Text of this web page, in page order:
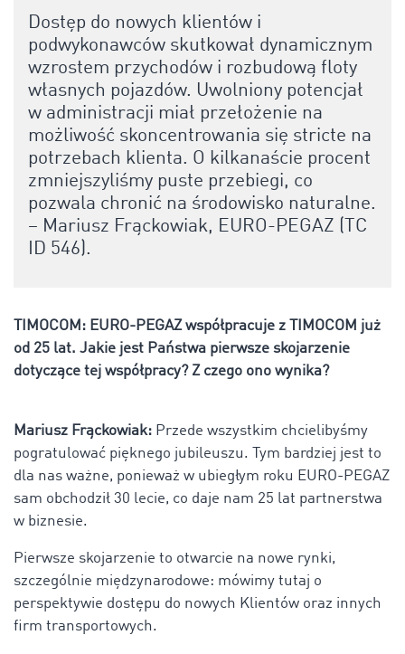
Dostęp do nowych klientów i
podwykonawców skutkował dynamicznym
wzrostem przychodów i rozbudową floty
własnych pojazdów. Uwolniony potencjał
w administracji miał przełożenie na
możliwość skoncentrowania się stricte na
potrzebach klienta. O kilkanaście procent
zmniejszyliśmy puste przebiegi, co
pozwala chronić na środowisko naturalne.
– Mariusz Frąckowiak, EURO-PEGAZ (TC
ID 546).
TIMOCOM: EURO-PEGAZ współpracuje z TIMOCOM już
od 25 lat. Jakie jest Państwa pierwsze skojarzenie
dotyczące tej współpracy? Z czego ono wynika?
Mariusz Frąckowiak: Przede wszystkim chcielibyśmy
pogratulować pięknego jubileuszu. Tym bardziej jest to
dla nas ważne, ponieważ w ubiegłym roku EURO-PEGAZ
sam obchodził 30 lecie, co daje nam 25 lat partnerstwa
w biznesie.
Pierwsze skojarzenie to otwarcie na nowe rynki,
szczególnie międzynarodowe: mówimy tutaj o
perspektywie dostępu do nowych Klientów oraz innych
firm transportowych.